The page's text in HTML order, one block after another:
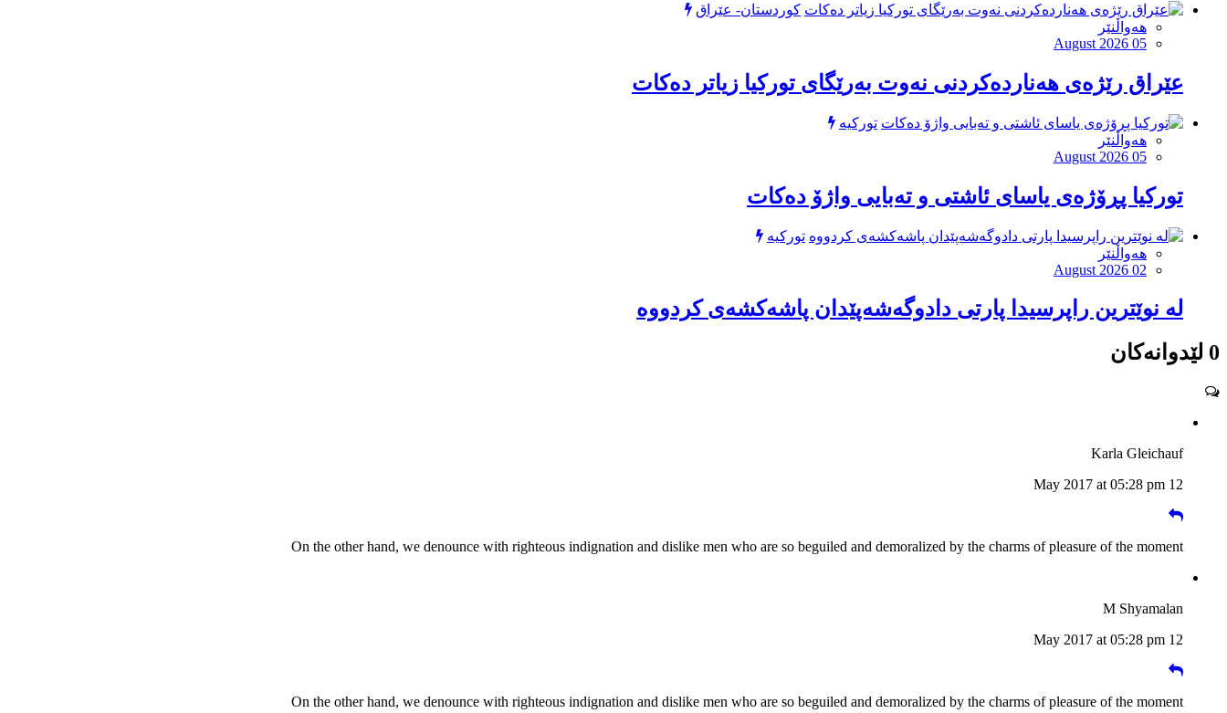
کوردستان- عێراق
هەواڵنێر
August 2026 05
عێراق رێژەی هەناردەکردنی نەوت بەرێگای تورکیا زیاتر دەکات
تورکیە
هەواڵنێر
August 2026 05
توركیا پڕۆژەی یاسای ئاشتی و تەبایی واژۆ دەكات
تورکیە
هەواڵنێر
August 2026 02
لە نوێترین راپرسیدا پارتی دادوگەشەپێدان پاشەكشەی كردووە
0 لێدوانەکان
Karla Gleichauf
12 May 2017 at 05:28 pm
On the other hand, we denounce with righteous indignation and dislike men who are so beguiled and demoralized by the charms of pleasure of the moment
M Shyamalan
12 May 2017 at 05:28 pm
On the other hand, we denounce with righteous indignation and dislike men who are so beguiled and demoralized by the charms of pleasure of the moment